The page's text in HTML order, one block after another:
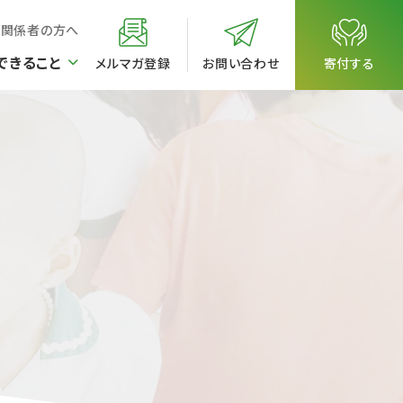
係者の方へ
きること メルマガ登録 お問い合わせ 寄付する